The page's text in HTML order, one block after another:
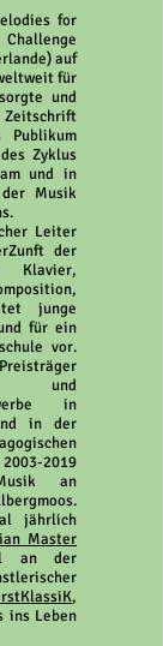
for
auf
für
und
Publikum
Zyklus
und in
Musik
Leiter
der
Klavier,
junge
für ein
vor.
in
in der
2019
an
jährlich
Master
an der
,
ins Leben